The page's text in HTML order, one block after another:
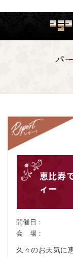
レポート
恵比寿
ィー
開催日：
会 場：
久々のお天気に